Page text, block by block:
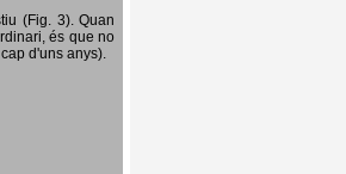
(Fig. 3). Quan
és que no
d'uns anys).